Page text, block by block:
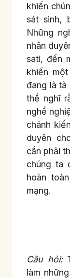
khiến
sát sinh,
Những
nhân
sati, đến
khiến
đang là tà
thể nghĩ
nghề
chánh
duyên
cần phải
chúng ta
hoàn
mạng.
Câu hỏi:
làm